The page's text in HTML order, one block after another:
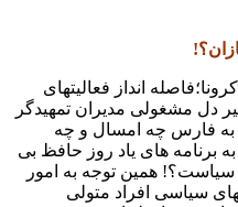
۱۳۹۹ تا مهر ۱۴۰۱ هم کرونا؛فاصله انداز فعالیتهای
دل مشغولی مدیران تمهیدگر
فارس چه امسال و چه
برنامه های یاد روز حافظ بی
سیاست؟! همین توجه به امور
سیاسی افراد متولی